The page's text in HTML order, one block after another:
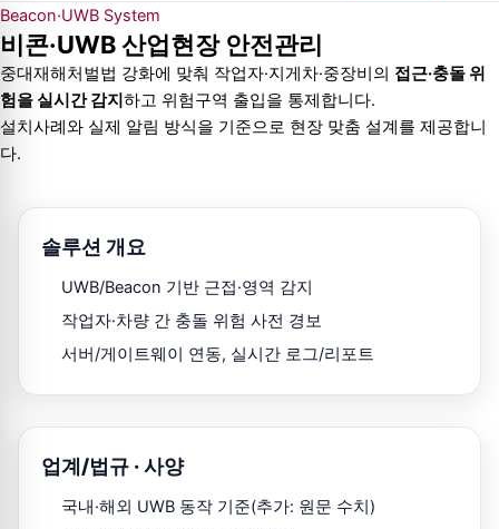
Beacon·UWB System
비콘·UWB 산업현장 안전관리
중대재해처벌법 강화에 맞춰 작업자·지게차·중장비의 접근·충돌 위
험을 실시간 감지하고 위험구역 출입을 통제합니다.
설치사례와 실제 알림 방식을 기준으로 현장 맞춤 설계를 제공합니
다.
솔루션 개요
UWB/Beacon 기반 근접·영역 감지
작업자·차량 간 충돌 위험 사전 경보
서버/게이트웨이 연동, 실시간 로그/리포트
업계/법규 · 사양
국내·해외 UWB 동작 기준(추가: 원문 수치)